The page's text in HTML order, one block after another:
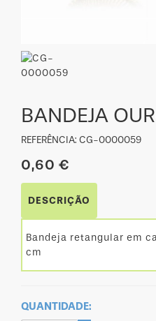
BANDEJA
REFERÊNCIA: CG-0000059
0,60 €
DESCRIÇÃO
Bandeja retangular em
cm
QUANTIDADE: